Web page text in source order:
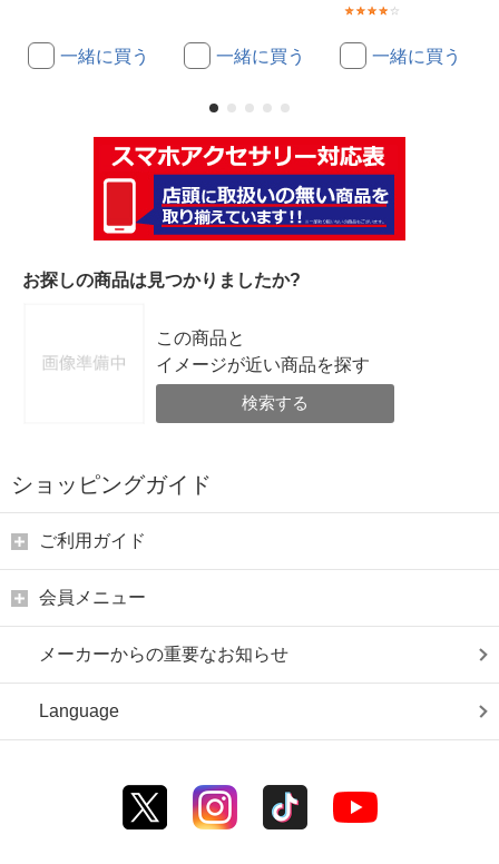
一緒に買う 一緒に買う 一緒に買う
お探しの商品は見つかりましたか?
この商品と
イメージが近い商品を探す
検索する
ショッピングガイド
ご利用ガイド
会員メニュー
メーカーからの重要なお知らせ
Language